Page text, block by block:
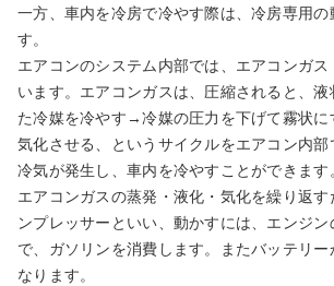
一方、車内を冷房で冷やす際は、冷房専用の
す。
エアコンのシステム内部では、エアコンガ
います。エアコンガスは、圧縮されると、液
た冷媒を冷やす→冷媒の圧力を下げて霧状
気化させる、というサイクルをエアコン内部
冷気が発生し、車内を冷やすことができます
エアコンガスの蒸発・液化・気化を繰り返す
ンプレッサーといい、動かすには、エンジ
で、ガソリンを消費します。またバッテリー
なります。